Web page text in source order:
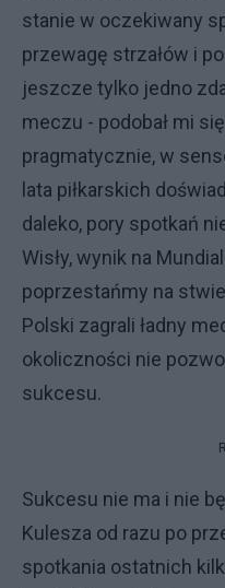
stanie w oczekiwany
przewagę strzałów i
jeszcze tylko jedno
meczu - podobał mi
pragmatycznie, w
lata piłkarskich
daleko, pory spotkań
Wisły, wynik na
poprzestańmy na
Polski zagrali ładny
okoliczności nie
sukcesu.
Sukcesu nie ma i nie
Kulesza od razu po
spotkania ostatnich